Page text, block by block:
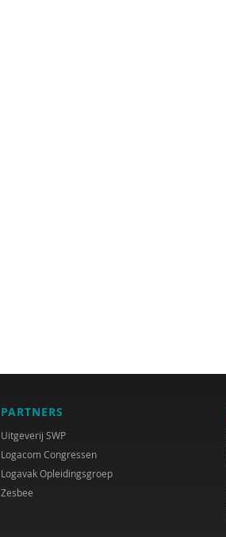
PARTNERS
Uitgeverij SWP
Logacom Congressen
Logavak Opleidingsgroep
Zesbee